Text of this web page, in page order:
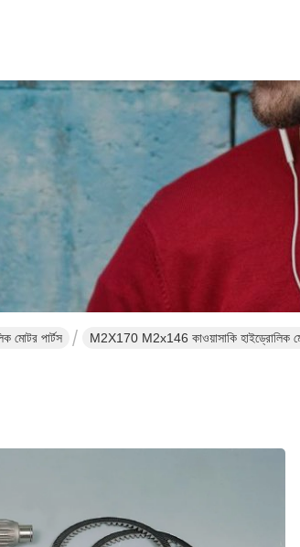
মোটর পার্টস M2X170 M2x146 কাওয়াসাকি হাইড্রোলিক মোটর